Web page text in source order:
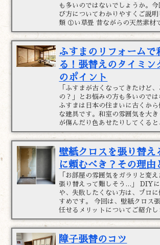
も多いのではないでしょうか。
び方についてわかりやすくご説
類 ①い草畳 昔ながらの天然素材
ふすまのリフォームで
る！張替えのタイミン
のポイント
「ふすまが古くなってきたけど
の？」とお悩みの方も多いのでは
ふすまは日本の住まいに古くか
な建具です。和室の雰囲気を大
が傷んだり色あせたりしてくる
壁紙クロスを張り替え
に頼むべき？その理由
「お部屋の雰囲気をガラリと変
張り替えって難しそう…」 DIY
や、失敗したくない方は、プロ
すめです。 今回は、壁紙クロス
任せるメリットについてご紹介
障子張替のコツ